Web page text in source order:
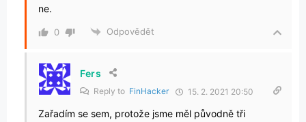
ne.
0 Odpovědět
Fers
Reply to FinHacker 15. 2. 2021 20:50
Zařadím se sem, protože jsme měl původně tři